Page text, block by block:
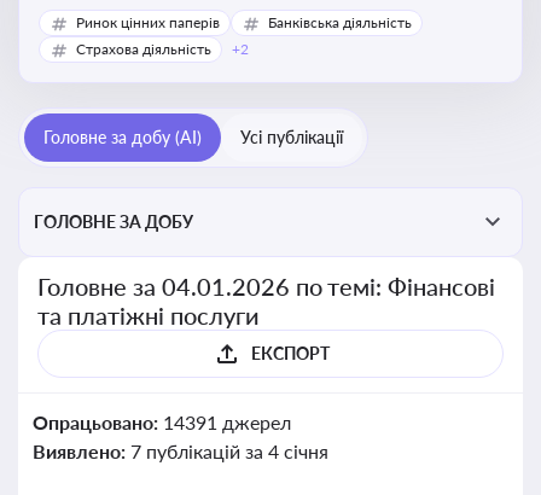
управління коштами, приймання платежів та
дотримання ліцензійних вимог
Ринок цінних паперів
Банківська діяльність
Страхова діяльність
+2
Головне за добу (AI) Усі публікації
ГОЛОВНЕ ЗА ДОБУ
Головне за 04.01.2026 по темі: Фінансові
та платіжні послуги
ЕКСПОРТ
Опрацьовано: 14391 джерел
Виявлено: 7 публікацій за 4 січня